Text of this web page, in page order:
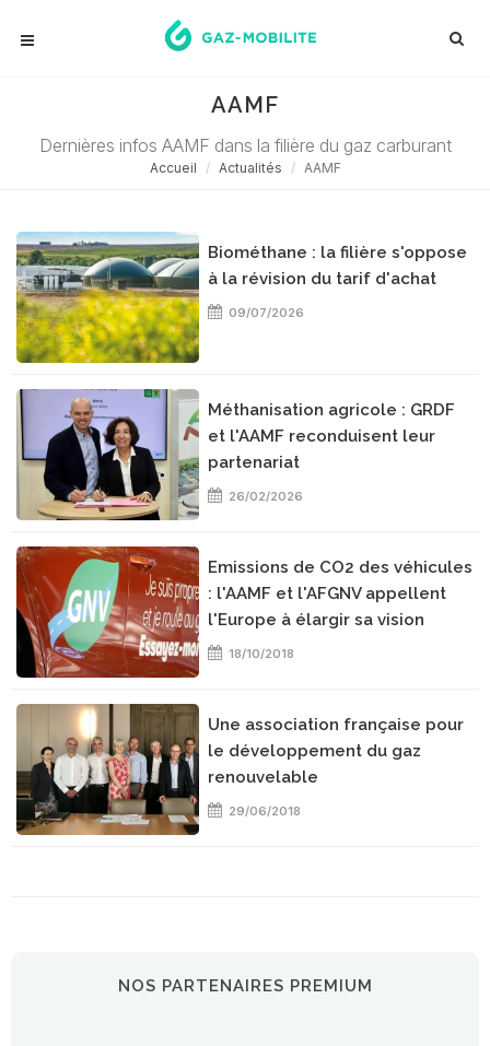
AAMF
Dernières infos AAMF dans la filière du gaz carburant
Accueil Actualités AAMF
Biométhane : la filière s'oppose
à la révision du tarif d'achat
09/07/2026
Méthanisation agricole : GRDF
et l'AAMF reconduisent leur
partenariat
26/02/2026
Emissions de CO2 des véhicules
: l'AAMF et l'AFGNV appellent
l'Europe à élargir sa vision
18/10/2018
Une association française pour
le développement du gaz
renouvelable
29/06/2018
NOS PARTENAIRES PREMIUM